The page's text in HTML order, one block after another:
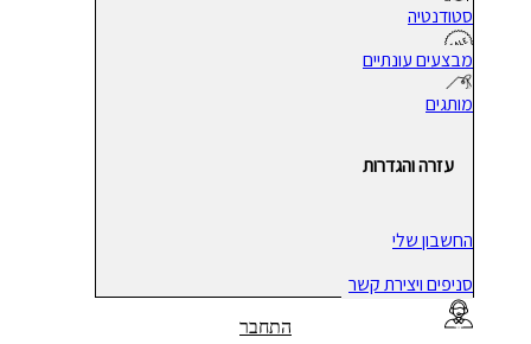
סטודנטיה
מבצעים עונתיים
מותגים
עזרה והגדרות
החשבון שלי
סניפים ויצירת קשר
התחבר